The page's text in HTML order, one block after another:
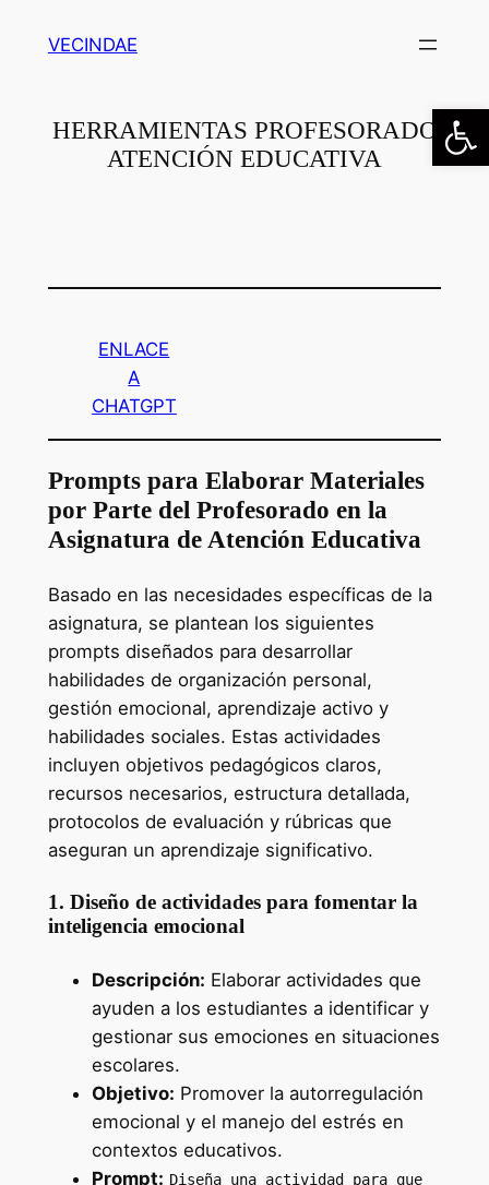
VECINDAE
HERRAMIENTAS PROFESORADO
ATENCIÓN EDUCATIVA
ENLACE
A
CHATGPT
Prompts para Elaborar Materiales
por Parte del Profesorado en la
Asignatura de Atención Educativa
Basado en las necesidades específicas de la
asignatura, se plantean los siguientes
prompts diseñados para desarrollar
habilidades de organización personal,
gestión emocional, aprendizaje activo y
habilidades sociales. Estas actividades
incluyen objetivos pedagógicos claros,
recursos necesarios, estructura detallada,
protocolos de evaluación y rúbricas que
aseguran un aprendizaje significativo.
1. Diseño de actividades para fomentar la
inteligencia emocional
Descripción: Elaborar actividades que
ayuden a los estudiantes a identificar y
gestionar sus emociones en situaciones
escolares.
Objetivo: Promover la autorregulación
emocional y el manejo del estrés en
contextos educativos.
Prompt: Diseña una actividad para que
Abrir